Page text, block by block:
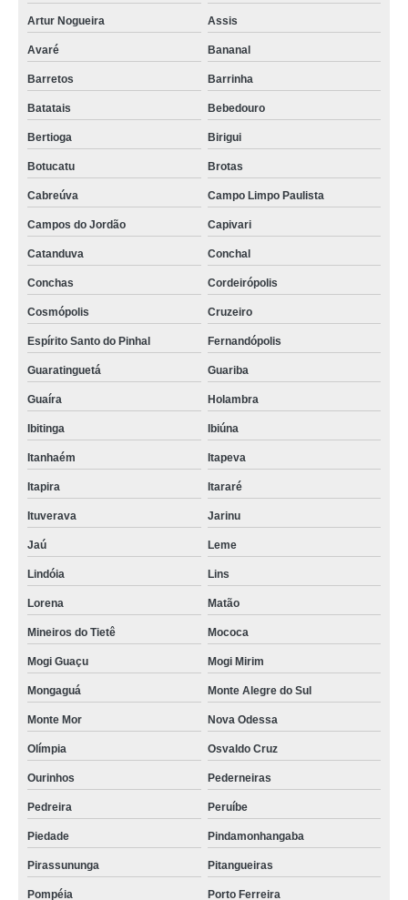
Artur Nogueira Assis
Avaré Bananal
Barretos Barrinha
Batatais Bebedouro
Bertioga Birigui
Botucatu Brotas
Cabreúva Campo Limpo Paulista
Campos do Jordão Capivari
Catanduva Conchal
Conchas Cordeirópolis
Cosmópolis Cruzeiro
Espírito Santo do Pinhal Fernandópolis
Guaratinguetá Guariba
Guaíra Holambra
Ibitinga Ibiúna
Itanhaém Itapeva
Itapira Itararé
Ituverava Jarinu
Jaú Leme
Lindóia Lins
Lorena Matão
Mineiros do Tietê Mococa
Mogi Guaçu Mogi Mirim
Mongaguá Monte Alegre do Sul
Monte Mor Nova Odessa
Olímpia Osvaldo Cruz
Ourinhos Pederneiras
Pedreira Peruíbe
Piedade Pindamonhangaba
Pirassununga Pitangueiras
Pompéia Porto Ferreira